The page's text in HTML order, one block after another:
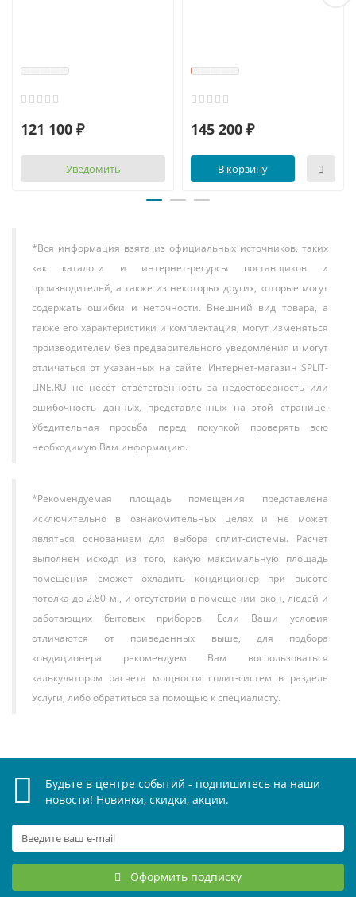
121 100 ₽
Уведомить
145 200 ₽
В корзину
*Вся информация взята из официальных источников, таких
как каталоги и интернет-ресурсы поставщиков и
производителей, а также из некоторых других, которые могут
содержать ошибки и неточности. Внешний вид товара, а
также его характеристики и комплектация, могут изменяться
производителем без предварительного уведомления и могут
отличаться от указанных на сайте. Интернет-магазин SPLIT-
LINE.RU не несет ответственность за недостоверность или
ошибочность данных, представленных на этой странице.
Убедительная просьба перед покупкой проверять всю
необходимую Вам информацию.
*Рекомендуемая площадь помещения представлена
исключительно в ознакомительных целях и не может
являться основанием для выбора сплит-системы. Расчет
выполнен исходя из того, какую максимальную площадь
помещения сможет охладить кондиционер при высоте
потолка до 2.80 м., и отсутствии в помещении окон, людей и
работающих бытовых приборов. Если Ваши условия
отличаются от приведенных выше, для подбора
кондиционера рекомендуем Вам воспользоваться
калькулятором расчета мощности сплит-систем в разделе
Услуги, либо обратиться за помощью к специалисту.
Будьте в центре событий - подпишитесь на наши
новости! Новинки, скидки, акции.
Оформить подписку